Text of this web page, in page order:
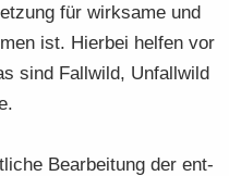
für wirk­sa­me und
ist. Hier­bei hel­fen vor
sind Fall­wild, Un­fall­wild
Be­ar­bei­tung der ent­